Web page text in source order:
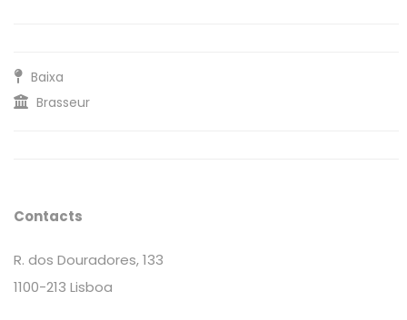
Baixa
Brasseur
Contacts
R. dos Douradores, 133
1100-213 Lisboa